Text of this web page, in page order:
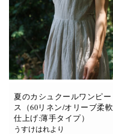
リ
エ
ー
シ
ョ
ン
が
あ
り
ま
オ
プ
シ
ョ
夏のカシュクールワンピー
ス（60リネン/オリーブ柔軟
仕上げ:薄手タイプ）
うすけはれより